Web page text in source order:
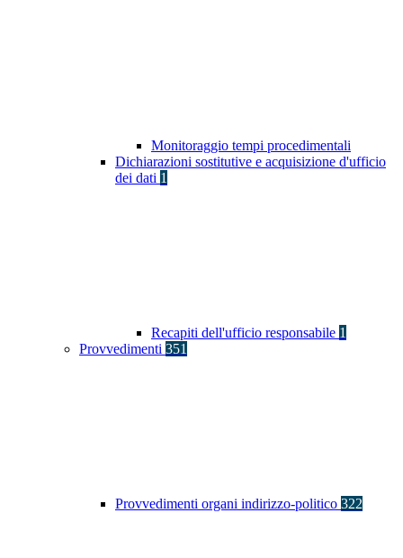
Monitoraggio tempi procedimentali
Dichiarazioni sostitutive e acquisizione d'ufficio
dei dati 1
Recapiti dell'ufficio responsabile 1
Provvedimenti 351
Provvedimenti organi indirizzo-politico 322